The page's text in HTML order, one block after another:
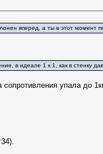
вперед, а ты в этот момент
в идеале 1 к 1, как в стенку
упала до